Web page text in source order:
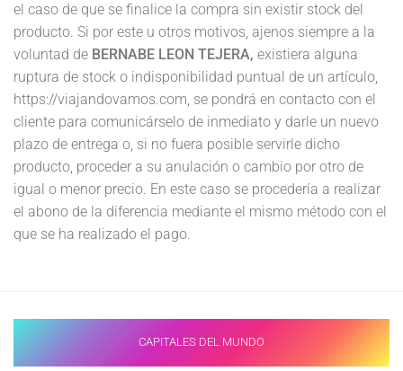
el caso de que se finalice la compra sin existir stock del
producto. Si por este u otros motivos, ajenos siempre a la
voluntad de BERNABE LEON TEJERA, existiera alguna
ruptura de stock o indisponibilidad puntual de un artículo,
https://viajandovamos.com, se pondrá en contacto con el
cliente para comunicárselo de inmediato y darle un nuevo
plazo de entrega o, si no fuera posible servirle dicho
producto, proceder a su anulación o cambio por otro de
igual o menor precio. En este caso se procedería a realizar
el abono de la diferencia mediante el mismo método con el
que se ha realizado el pago.
CAPITALES DEL MUNDO